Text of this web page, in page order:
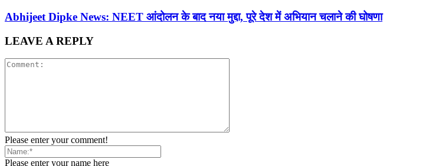
Abhijeet Dipke News: NEET आंदोलन के बाद नया मुद्दा, पूरे देश में अभियान चलाने की घोषणा
LEAVE A REPLY
Please enter your comment!
Please enter your name here